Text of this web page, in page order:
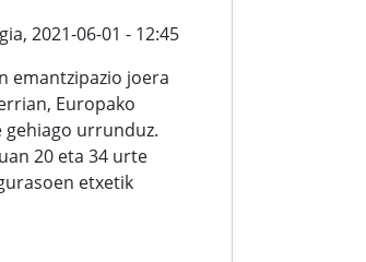
2021-06-01 - 12:45
emantzipazio joera
Europako
gehiago urrunduz.
20 eta 34 urte
etxetik